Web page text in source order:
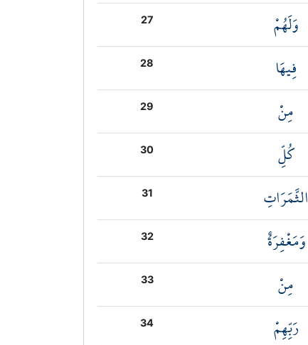
27 وَلَهُمْ
28 فِيهَا
29 مِنْ
30 كُلِّ
31 الثَّمَرَاتِ
32 وَمَغْفِرَةٌ
33 مِنْ
34 رَبِّهِمْ